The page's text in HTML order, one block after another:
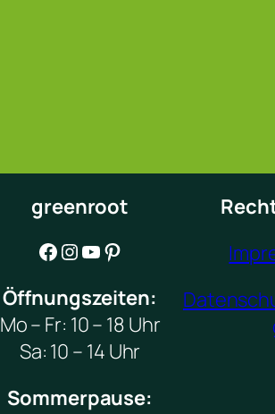
greenroot
Facebook Instagram YouTube Pinterest
Öffnungszeiten:
Mo – Fr: 10 – 18 Uhr
Sa: 10 – 14 Uhr
Sommerpause: